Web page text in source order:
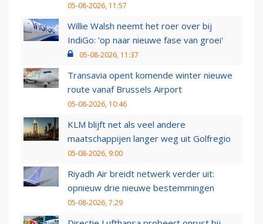
05-08-2026, 11:57
Willie Walsh neemt het roer over bij
IndiGo: 'op naar nieuwe fase van groei'
05-08-2026, 11:37
Transavia opent komende winter nieuwe
route vanaf Brussels Airport
05-08-2026, 10:46
KLM blijft net als veel andere
maatschappijen langer weg uit Golfregio
05-08-2026, 9:00
Riyadh Air breidt netwerk verder uit:
opnieuw drie nieuwe bestemmingen
05-08-2026, 7:29